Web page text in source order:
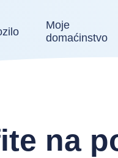
Moje
domaćinstvo
na